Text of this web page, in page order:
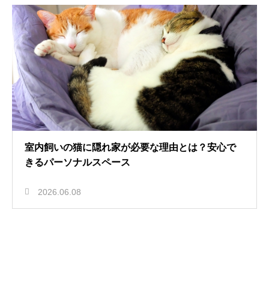
室内飼いの猫に隠れ家が必要な理由とは？安心で
きるパーソナルスペース
2026.06.08